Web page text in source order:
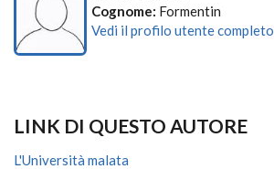
Cognome: Formentin
Vedi il profilo utente completo
LINK DI QUESTO AUTORE
L'Università malata